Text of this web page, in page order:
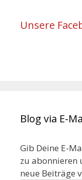
Unsere
Blog via E-
Gib Deine E-
zu abonnieren
neue Beiträge